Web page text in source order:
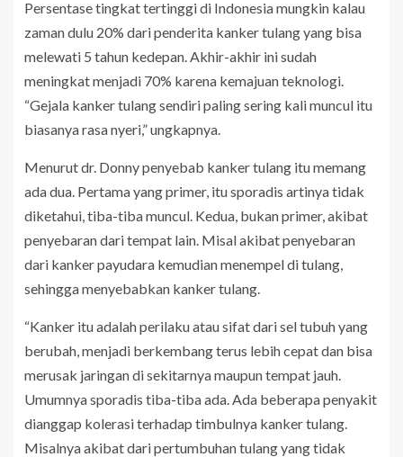
Persentase tingkat tertinggi di Indonesia mungkin kalau
zaman dulu 20% dari penderita kanker tulang yang bisa
melewati 5 tahun kedepan. Akhir-akhir ini sudah
meningkat menjadi 70% karena kemajuan teknologi.
“Gejala kanker tulang sendiri paling sering kali muncul itu
biasanya rasa nyeri,” ungkapnya.
Menurut dr. Donny penyebab kanker tulang itu memang
ada dua. Pertama yang primer, itu sporadis artinya tidak
diketahui, tiba-tiba muncul. Kedua, bukan primer, akibat
penyebaran dari tempat lain. Misal akibat penyebaran
dari kanker payudara kemudian menempel di tulang,
sehingga menyebabkan kanker tulang.
“Kanker itu adalah perilaku atau sifat dari sel tubuh yang
berubah, menjadi berkembang terus lebih cepat dan bisa
merusak jaringan di sekitarnya maupun tempat jauh.
Umumnya sporadis tiba-tiba ada. Ada beberapa penyakit
dianggap kolerasi terhadap timbulnya kanker tulang.
Misalnya akibat dari pertumbuhan tulang yang tidak